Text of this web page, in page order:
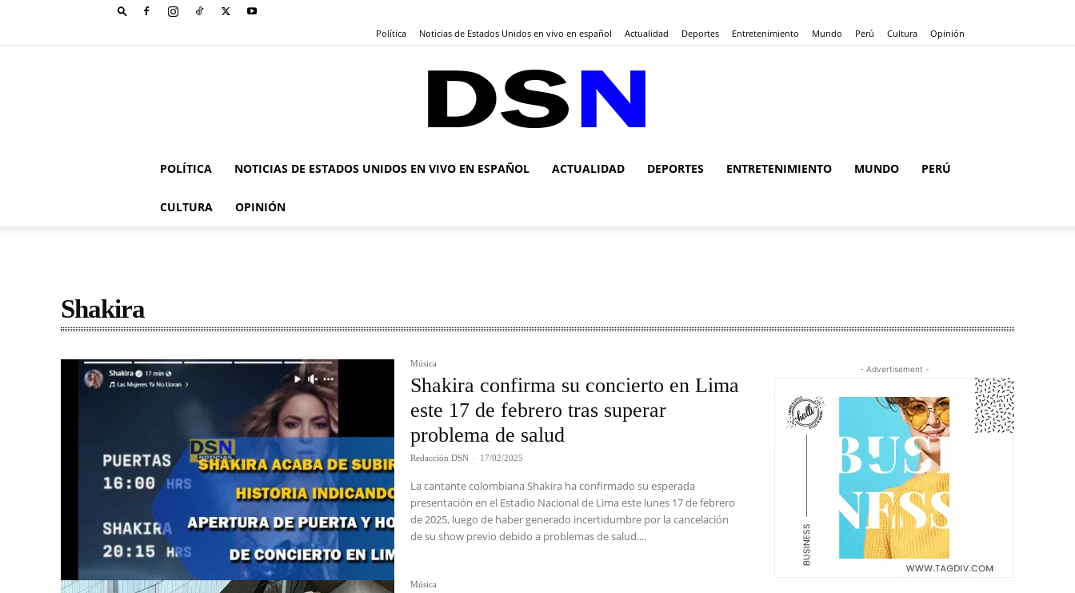
Política Noticias de Estados Unidos en vivo en español Actualidad Deportes Entretenimiento Mundo Perú Cultura Opinión
POLÍTICA NOTICIAS DE ESTADOS UNIDOS EN VIVO EN ESPAÑOL ACTUALIDAD DEPORTES ENTRETENIMIENTO MUNDO PERÚ
CULTURA OPINIÓN
Shakira
Música
Shakira confirma su concierto en Lima
este 17 de febrero tras superar
problema de salud
Redacción DSN - 17/02/2025
La cantante colombiana Shakira ha confirmado su esperada
presentación en el Estadio Nacional de Lima este lunes 17 de febrero
de 2025, luego de haber generado incertidumbre por la cancelación
de su show previo debido a problemas de salud....
Música
- Advertisement -